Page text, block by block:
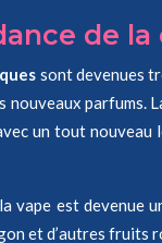
de
sont devenues
parfums.
un tout nouveau
vape est devenue
et d’autres fruits